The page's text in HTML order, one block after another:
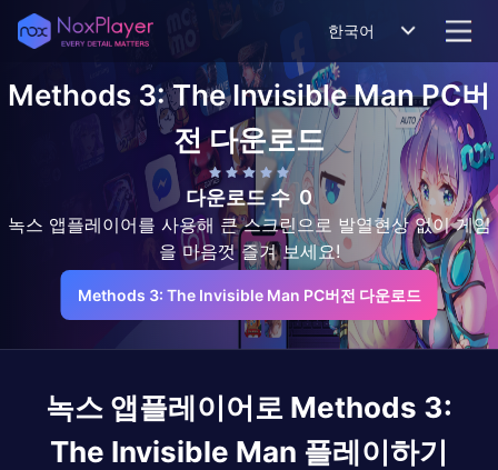
한국어
Methods 3: The Invisible ManPC버
전 다운로드
다운로드 수 0
녹스 앱플레이어를 사용해 큰 스크린으로 발열현상 없이 게임
을 마음껏 즐겨 보세요!
Methods 3: The Invisible Man PC버전 다운로드
녹스 앱플레이어로 Methods 3:
The Invisible Man 플레이하기